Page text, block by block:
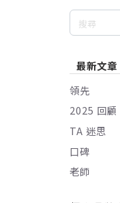
最新文章
領先
2025 回顧
TA 迷思
口碑
老師